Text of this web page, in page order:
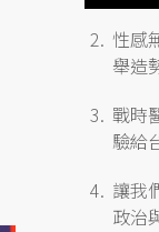
性感
舉造
戰時
驗給
讓我
政治